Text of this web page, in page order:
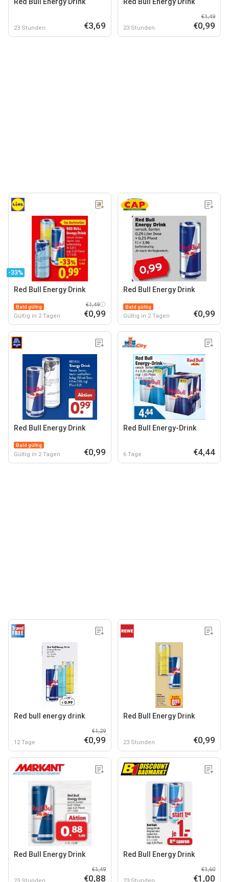
23 Stunden €3,69 23 Stunden
€1,49
€0,99
-33%
Red Bull Energy Drink
Bald gültig
Gültig in 2 Tagen
€1,49
€0,99
Red Bull Energy Drink
Bald gültig
Gültig in 2 Tagen €0,99
Red Bull Energy Drink
Bald gültig
Gültig in 2 Tagen €0,99
Red Bull Energy-Drink
6 Tage €4,44
Red bull energy drink
12 Tage
€1,29
€0,99
Red Bull Energy Drink
23 Stunden €0,99
Red Bull Energy Drink
23 Stunden
€1,49
€0,88
Red Bull Energy Drink
23 Stunden
€1,60
€1,00